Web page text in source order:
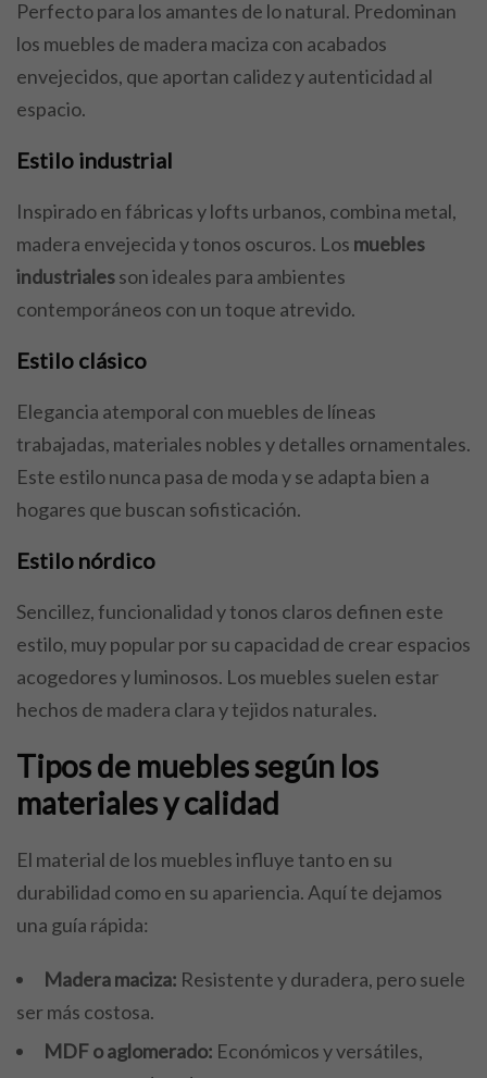
Perfecto para los amantes de lo natural. Predominan
los muebles de madera maciza con acabados
envejecidos, que aportan calidez y autenticidad al
espacio.
Estilo industrial
Inspirado en fábricas y lofts urbanos, combina metal,
madera envejecida y tonos oscuros. Los muebles
industrialesson ideales para ambientes
contemporáneos con un toque atrevido.
Estilo clásico
Elegancia atemporal con muebles de líneas
trabajadas, materiales nobles y detalles ornamentales.
Este estilo nunca pasa de moda y se adapta bien a
hogares que buscan sofisticación.
Estilo nórdico
Sencillez, funcionalidad y tonos claros definen este
estilo, muy popular por su capacidad de crear espacios
acogedores y luminosos. Los muebles suelen estar
hechos de madera clara y tejidos naturales.
Tipos de muebles según los
materiales y calidad
El material de los muebles influye tanto en su
durabilidad como en su apariencia. Aquí te dejamos
una guía rápida:
Madera maciza: Resistente y duradera, pero suele
ser más costosa.
MDF o aglomerado: Económicos y versátiles,